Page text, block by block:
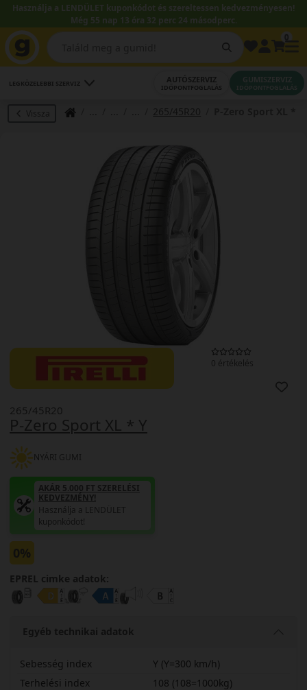
Használja a LENDÜLET kuponkódot és szereltessen kedvezményesen!
Még 55 nap 13 óra 32 perc 23 másodperc.
LEGKÖZELEBBI SZERVIZ AUTÓSZERVIZ
IDŐPONTFOGLALÁS
GUMISZERVIZ
IDŐPONTFOGLALÁS
Vissza 265/45R20
0 értékelés
P-Zero Sport XL * Y
265/45R20
NYÁRI GUMI
AKÁR 5.000 FT SZERELÉSI
KEDVEZMÉNY!
Használja a LENDÜLET
kuponkódot!
0%
EPREL cimke adatok:
Egyéb technikai adatok
Sebesség index
Y (Y=300 km/h)
Terhelési index
108 (108=1000kg)